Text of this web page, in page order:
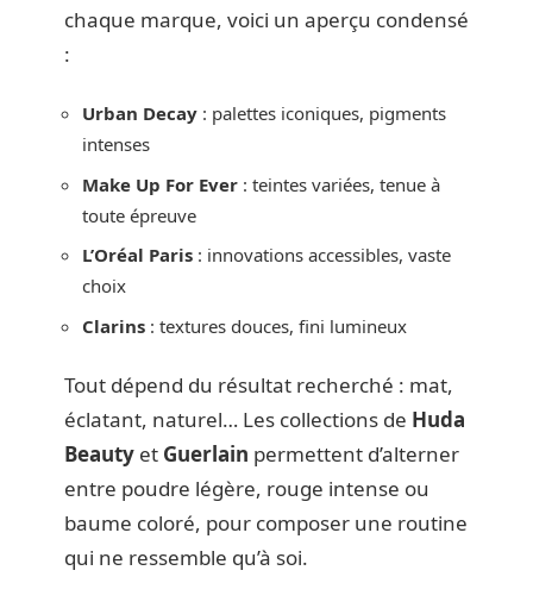
chaque marque, voici un aperçu condensé
:
Urban Decay : palettes iconiques, pigments
intenses
Make Up For Ever : teintes variées, tenue à
toute épreuve
L’Oréal Paris : innovations accessibles, vaste
choix
Clarins : textures douces, fini lumineux
Tout dépend du résultat recherché : mat,
éclatant, naturel… Les collections de Huda
Beauty et Guerlain permettent d’alterner
entre poudre légère, rouge intense ou
baume coloré, pour composer une routine
qui ne ressemble qu’à soi.